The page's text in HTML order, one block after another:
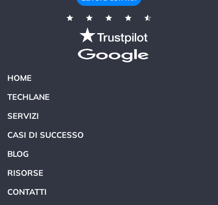
HOME
TECHLANE
SERVIZI
CASI DI SUCCESSO
BLOG
RISORSE
CONTATTI